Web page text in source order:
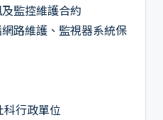
監控維護合約
路維護、監視器系統保
行政單位